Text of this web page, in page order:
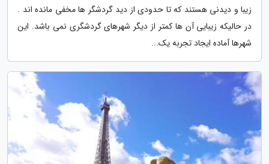
زیبا و دیدنی هستند که تا حدودی از دید گردشگر ها مخفی مانده اند .
در حالیکه زیبایی آن ها کمتر از دیگر شهرهای گردشگری نمی باشد. این
شهرها آماده ایجاد تجربه یک...